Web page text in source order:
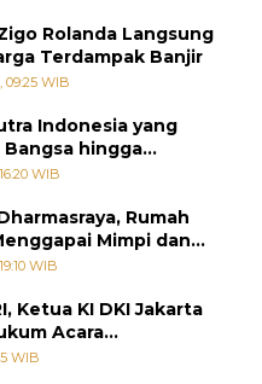
Rolanda Langsung
Terdampak Banjir
09:25 WIB
Indonesia yang
Bangsa hingga
Buku Jepang
WIB
Rumah
Mimpi dan
WIB
Ketua KI DKI Jakarta
Acara
Informasi Publik
WIB